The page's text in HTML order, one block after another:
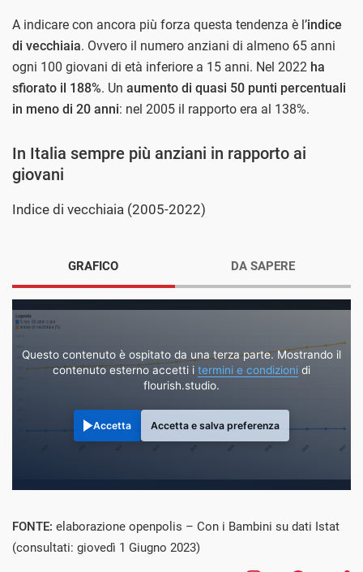
A indicare con ancora più forza questa tendenza è l’indice
di vecchiaia. Ovvero il numero anziani di almeno 65 anni
ogni 100 giovani di età inferiore a 15 anni. Nel 2022 ha
sfiorato il 188%. Un aumento di quasi 50 punti percentuali
in meno di 20 anni: nel 2005 il rapporto era al 138%.
In Italia sempre più anziani in rapporto ai
giovani
Indice di vecchiaia (2005-2022)
GRAFICO
Questo contenuto è ospitato da una terza parte. Mostrando il
contenuto esterno accetti i termini e condizioni di
flourish.studio.
Accetta Accetta e salva preferenza
DA SAPERE
FONTE: elaborazione openpolis – Con i Bambini su dati Istat
(consultati: giovedì 1 Giugno 2023)